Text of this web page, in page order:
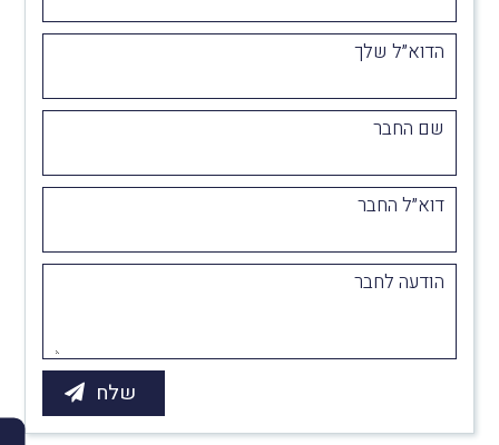
הדוא״ל שלך
שם החבר
דוא״ל החבר
הודעה לחבר